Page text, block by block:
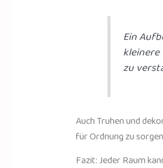
Ein
kleinere
zu
Auch Truhen und
für Ordnung zu
Fazit: Jeder Raum